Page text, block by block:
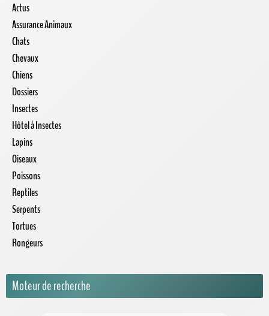
Actus
Assurance Animaux
Chats
Chevaux
Chiens
Dossiers
Insectes
Hôtel à Insectes
Lapins
Oiseaux
Poissons
Reptiles
Serpents
Tortues
Rongeurs
Moteur de recherche